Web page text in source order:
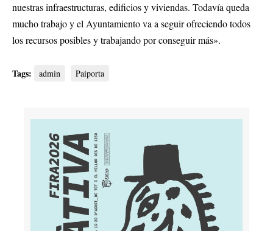
nuestras infraestructuras, edificios y viviendas. Todavía queda
mucho trabajo y el Ayuntamiento va a seguir ofreciendo todos
los recursos posibles y trabajando por conseguir más».
Tags: admin Paiporta